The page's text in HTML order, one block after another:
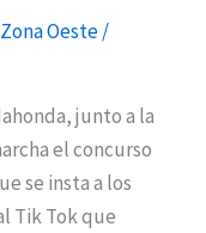
Zona Oeste/
junto a la
el concurso
se insta a los
Tik Tok que